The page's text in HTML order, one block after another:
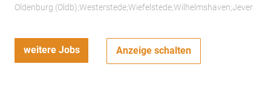
Oldenburg (Oldb);Westerstede;Wiefelstede;Wilhelmshaven;Jever
weitere Jobs Anzeige schalten